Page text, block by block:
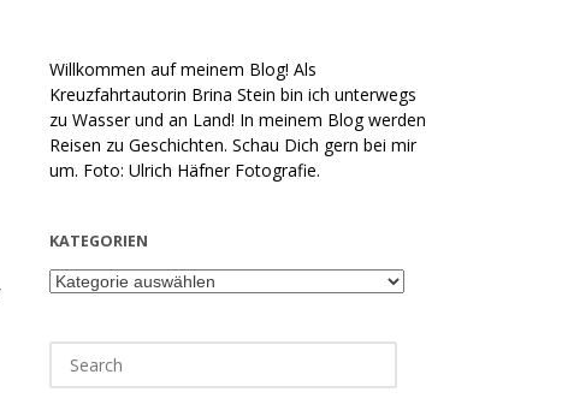
Willkommen auf meinem Blog! Als
Kreuzfahrtautorin Brina Stein bin ich unterwegs
zu Wasser und an Land! In meinem Blog werden
Reisen zu Geschichten. Schau Dich gern bei mir
um. Foto: Ulrich Häfner Fotografie.
KATEGORIEN
Kategorien
for: